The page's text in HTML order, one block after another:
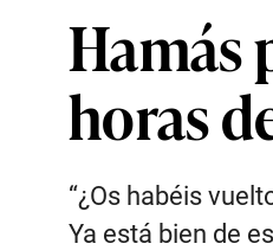
Hamás
horas
“¿Os habéis
Ya está bien de